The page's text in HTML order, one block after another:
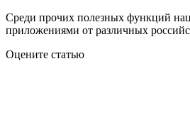
Среди прочих полезных функций
приложениями от различных
Оцените статью